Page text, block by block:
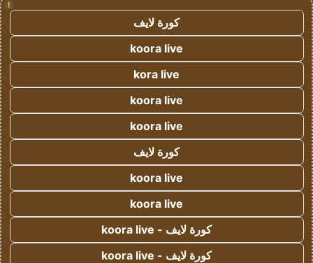
!
كورة لايف
koora live
kora live
koora live
koora live
كورة لايف
koora live
koora live
كورة لايف - koora live
كورة لايف - koora live